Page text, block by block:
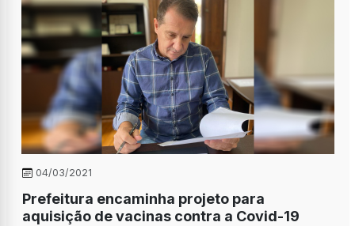
04/03/2021
Prefeitura encaminha projeto para
aquisição de vacinas contra a Covid-19